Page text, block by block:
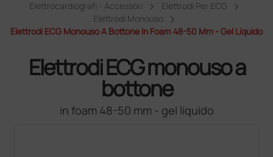
Elettrocardiografi - Accessori
Elettrodi Per ECG
Elettrodi Monouso
Elettrodi ECG Monouso A Bottone In Foam 48-50 Mm - Gel Liquido
Elettrodi ECG monouso a
bottone
in foam 48-50 mm - gel liquido